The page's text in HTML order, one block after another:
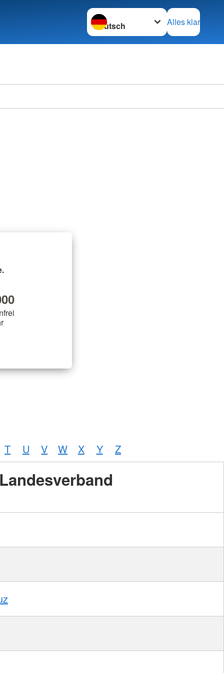
Sprache wechseln zu
Alles klar
T U V W X Y Z
Landesverband
Karte: